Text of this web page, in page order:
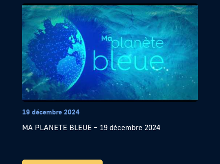
19 décembre 2024
MA PLANETE BLEUE – 19 décembre 2024